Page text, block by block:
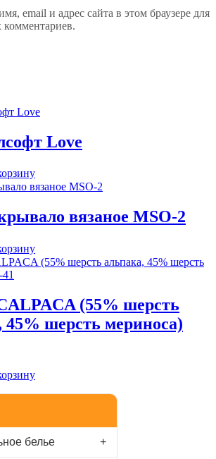
email и адрес сайта в этом браузере для
Love
вязаное MSO-2
(55% шерсть
45% шерсть мериноса)
белье +